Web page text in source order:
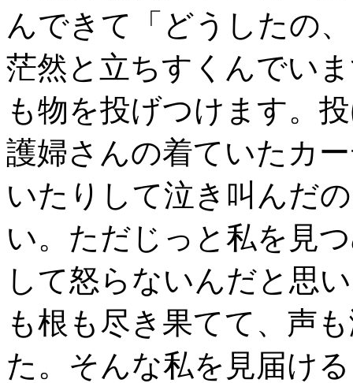
んできて「どうしたの
茫然と立ちすくんでい
も物を投げつけます。
護婦さんの着ていたカ
いたりして泣き叫んだ
い。ただじっと私を見
して怒らないんだと思
も根も尽き果てて、声
た。そんな私を見届け